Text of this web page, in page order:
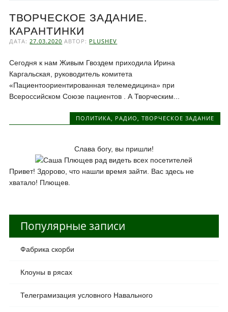
ТВОРЧЕСКОЕ ЗАДАНИЕ.
КАРАНТИНКИ
ДАТА:27.03.2020 АВТОР: PLUSHEV
Сегодня к нам Живым Гвоздем приходила Ирина
Каргальская, руководитель комитета
«Пациентоориентированная телемедицина» при
Всероссийском Союзе пациентов . А Творческим...
ПОЛИТИКА, РАДИО, ТВОРЧЕСКОЕ ЗАДАНИЕ
Слава богу, вы пришли!
Привет! Здорово, что нашли время зайти. Вас здесь не
хватало! Плющев.
Популярные записи
Фабрика скорби
Клоуны в рясах
Телеграмизация условного Навального